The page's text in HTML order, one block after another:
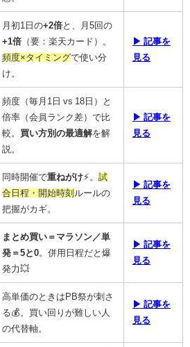
月初1日の+2倍と、月5回の
+1倍 （要：楽天カード）。
頻度×タイミングで使い分
け。
▶ 記事を
見る
頻度（毎月1日 vs 18日）と
倍率（会員ランク差）で比
較。 買い方別の最適解を解
説。
▶ 記事を
見る
同時開催で重ねがけ⚡。 試
合日程・開始時刻 ルールの
把握がカギ。
▶ 記事を
見る
まとめ買い＝マラソン／単
発＝5と0。併用日程だと爆
発力💥
▶ 記事を
見る
高単価のときはPB祭が刺さ
る💰。買い回りが難しい人
の代替軸。
▶ 記事を
見る